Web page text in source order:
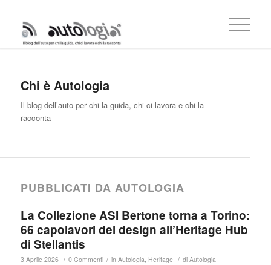
Chi è Autologia
Il blog dell’auto per chi la guida, chi ci lavora e chi la
racconta
PUBBLICATI DA AUTOLOGIA
La Collezione ASI Bertone torna a Torino:
66 capolavori del design all’Heritage Hub
di Stellantis
3 Aprile 2026 / 0 Commenti / in Autologia, Heritage / di Autologia